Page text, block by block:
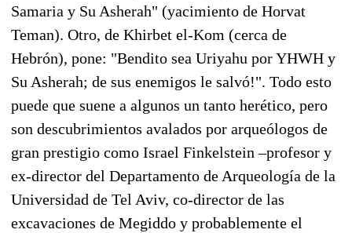
Samaria y Su Asherah" (yacimiento de Horvat
Teman). Otro, de Khirbet el-Kom (cerca de
Hebrón), pone: "Bendito sea Uriyahu por YHWH y
Su Asherah; de sus enemigos le salvó!". Todo esto
puede que suene a algunos un tanto herético, pero
son descubrimientos avalados por arqueólogos de
gran prestigio como Israel Finkelstein –profesor y
ex-director del Departamento de Arqueología de la
Universidad de Tel Aviv, co-director de las
excavaciones de Megiddo y probablemente el